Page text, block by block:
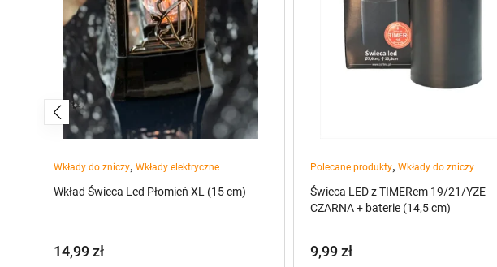
Wkłady do zniczy, Wkłady elektryczne
Wkład Świeca Led Płomień XL (15 cm)
14,99zł
Polecane produkty, Wkłady do zniczy
Świeca LED z TIMERem 19/21/YZE
CZARNA + baterie (14,5 cm)
9,99zł